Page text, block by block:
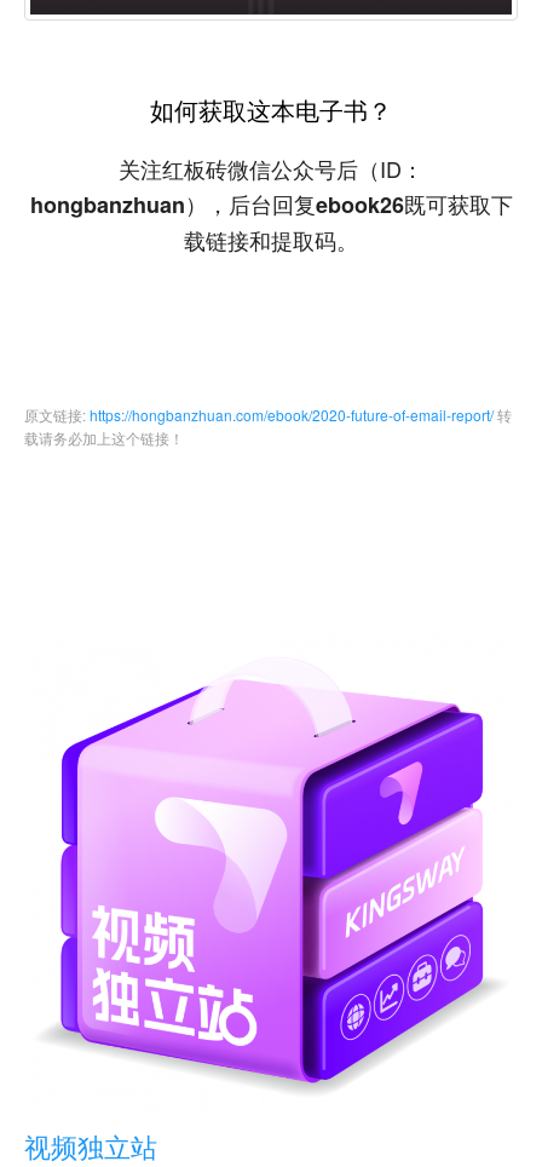
如何获取这本电子书？
关注红板砖微信公众号后（ID：
hongbanzhuan），后台回复ebook26既可获取下
载链接和提取码。
原文链接:https://hongbanzhuan.com/ebook/2020-future-of-email-report/转
载请务必加上这个链接！
视频独立站